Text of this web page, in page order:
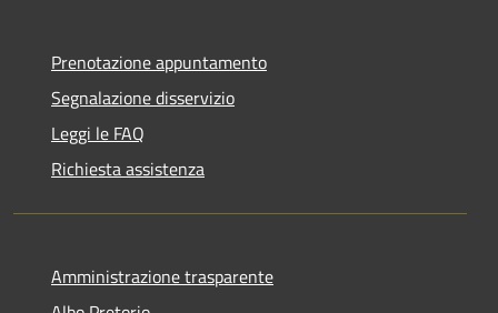
Prenotazione appuntamento
Segnalazione disservizio
Leggi le FAQ
Richiesta assistenza
Amministrazione trasparente